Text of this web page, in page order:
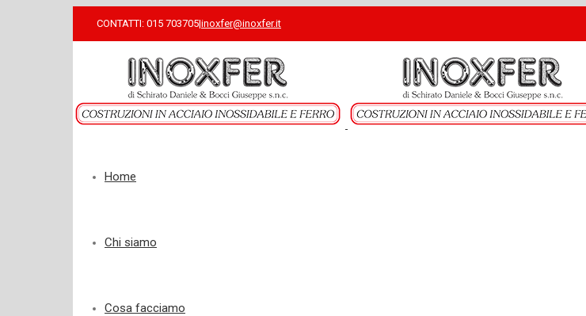
CONTATTI: 015 703705|inoxfer@inoxfer.it
Home
Chi siamo
Cosa facciamo